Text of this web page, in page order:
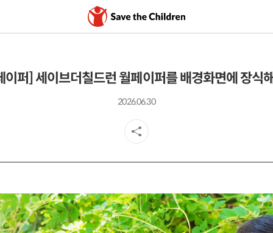
이퍼] 세이브더칠드런 월페이퍼를 배경화면에 장식
2026.06.30